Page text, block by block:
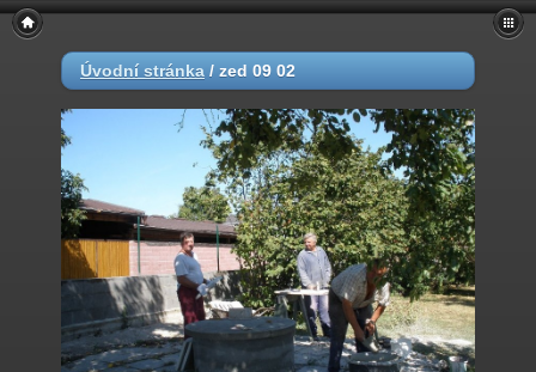
Úvodní stránka / zed 09 02